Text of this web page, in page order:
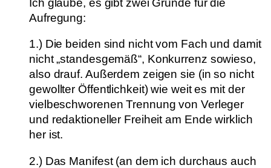
Ich glaube, es gibt zwei Gründe für die
Aufregung:
1.) Die beiden sind nicht vom Fach und damit
nicht „standesgemäß“, Konkurrenz sowieso,
also drauf. Außerdem zeigen sie (in so nicht
gewollter Öffentlichkeit) wie weit es mit der
vielbeschworenen Trennung von Verleger
und redaktioneller Freiheit am Ende wirklich
her ist.
2.) Das Manifest (an dem ich durchaus auch